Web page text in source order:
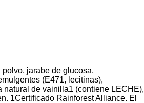
jarabe de glucosa,
(E471, lecitinas),
natural de vainilla1 (contiene LECHE),
1Certificado Rainforest Alliance. El